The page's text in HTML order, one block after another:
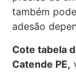
também
adesão
Cote tabela
Catende PE,